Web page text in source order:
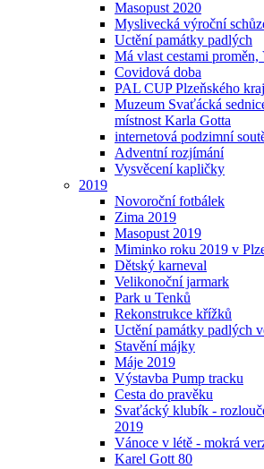
Masopust 2020
Myslivecká výroční
Uctění památky padlých
Má vlast cestami proměn,
Covidová doba
PAL CUP Plzeňského
Muzeum Svaťácká
místnost Karla Gotta
internetová podzimní
Adventní rozjímání
Vysvěcení kapličky
2019
Novoroční fotbálek
Zima 2019
Masopust 2019
Miminko roku 2019 v
Dětský karneval
Velikonoční jarmark
Park u Tenků
Rekonstrukce křížků
Uctění památky padlých
Stavění májky
Máje 2019
Výstavba Pump tracku
Cesta do pravěku
Svaťácký klubík -
2019
Vánoce v létě - mokrá
Karel Gott 80